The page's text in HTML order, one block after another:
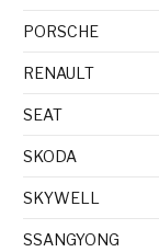
PORSCHE
RENAULT
SEAT
SKODA
SKYWELL
SSANGYONG